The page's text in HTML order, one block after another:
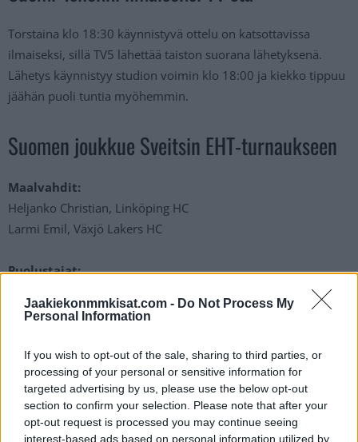
Jaakiekonmmkisat.com - Do Not Process My
Personal Information
If you wish to opt-out of the sale, sharing to third parties, or
processing of your personal or sensitive information for
targeted advertising by us, please use the below opt-out
section to confirm your selection. Please note that after your
opt-out request is processed you may continue seeing
interest-based ads based on personal information utilized by
Torstaina klo 18:30 käynnistyvä ottelu on katsottavissa
ilmaiseksi, sillä TV5 lähettää taiston suorana lähetyksenä.
Lähetys käynnistyy studion voimin klo 18:00 ja kiekko tippuu
jäähän puoli tuntia myöhemmin.
Suomen joukkue Sveitsin EHT-turnaukseen
Maalvahdit:
Heljanko Christian, Linköping HC
Larmi Emil, Växjö Lakers HC
Puolustajat:
Riikola Juuso, SCL Tigers
Thomson Lassi, Malmö Redhawks
Saarijärvi Vili, SCL Tigers
Salo Robin, Malmö Redhawks
Seppälä Peetro, Örebro HK
Winberg Tobias, MoDo Hockey